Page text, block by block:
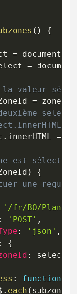
( ) {
= document
= document
la valeur
=
select
. innerHTML =
est
)
{
une requête
'/fr/BO/
: 'POST' ,
: 'json' ,
:
{
:
: function
. each ( subzones